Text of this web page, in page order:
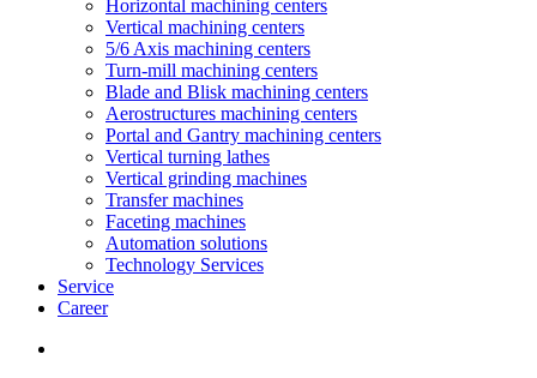
Horizontal machining centers
Vertical machining centers
5/6 Axis machining centers
Turn-mill machining centers
Blade and Blisk machining centers
Aerostructures machining centers
Portal and Gantry machining centers
Vertical turning lathes
Vertical grinding machines
Transfer machines
Faceting machines
Automation solutions
Technology Services
Service
Career